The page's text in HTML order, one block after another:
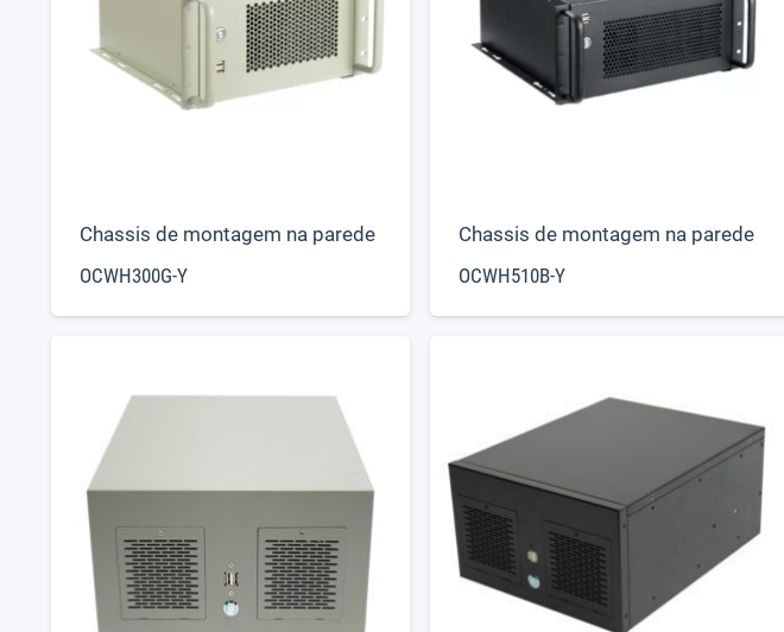
Chassis de montagem na parede
OCWH300G-Y
Chassis de montagem na parede
OCWH510B-Y